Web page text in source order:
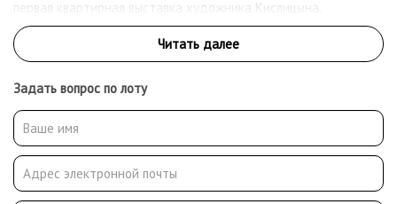
первая квартирная выставка художника Кислицына,
совместно с А. Лепиным и А. Калугиным, в этом же году принял
участие в выставке в Измайлово, затем в " Доме культуры " на
ВДНХ. В сентябре 1976 года его работы были представлены
на выставке " Alternativen nonkonformistische Malerei in
Russland (Из собрания А.Глезера), ФРГ, Эслинген. Активно
участвовал в выставках на Малой Грузинской, 28. В конце
1970-х годов получил благословление патриарха Пимена и
занялся иконописанием. Его иконописной школой стала
реставрационная работа в Свято-Даниловом монастыре в
Москве.
Задать вопрос по лоту